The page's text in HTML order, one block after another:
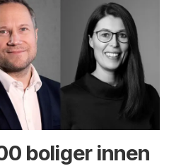
boliger innen